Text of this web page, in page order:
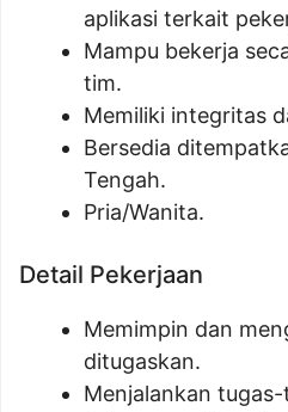
aplikasi terkait
Mampu bekerja
tim.
Memiliki integritas
Bersedia
Tengah.
Pria/Wanita.
Detail Pekerjaan
Memimpin dan
ditugaskan.
Menjalankan